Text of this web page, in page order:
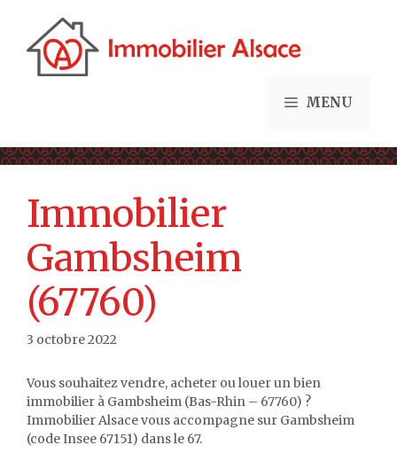
contenu
MENU
Immobilier
Gambsheim
(67760)
3 octobre 2022
Vous souhaitez vendre, acheter ou louer un bien
immobilier à Gambsheim (Bas-Rhin – 67760) ?
Immobilier Alsace vous accompagne sur Gambsheim
(code Insee 67151) dans le 67.